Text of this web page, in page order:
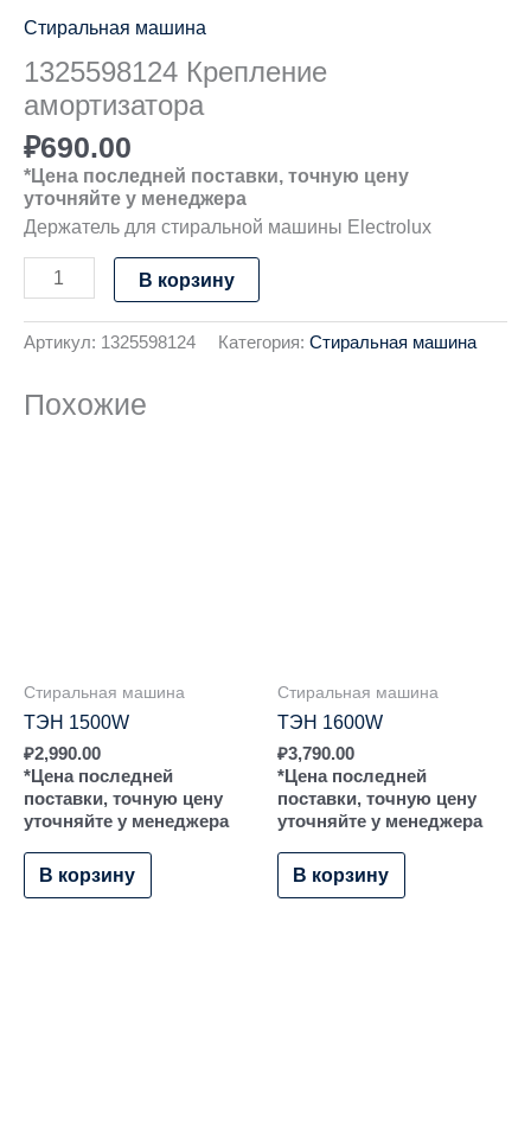
Стиральная машина
1325598124 Крепление
амортизатора
₽690.00
*Цена последней поставки, точную цену
уточняйте у менеджера
Держатель для стиральной машины Electrolux
В корзину
Артикул: 1325598124 Категория: Стиральная машина
Похожие
Стиральная машина
ТЭН 1500W
₽2,990.00
*Цена последней
поставки, точную цену
уточняйте у менеджера
В корзину
Стиральная машина
ТЭН 1600W
₽3,790.00
*Цена последней
поставки, точную цену
уточняйте у менеджера
В корзину